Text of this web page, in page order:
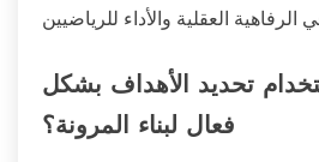
تحديد الأهداف بشكل
فعال لبناء المرونة؟